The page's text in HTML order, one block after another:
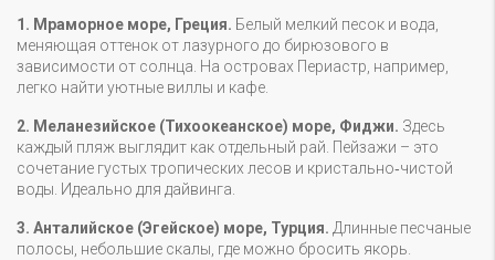
1. Мраморное море, Греция. Белый мелкий песок и вода,
меняющая оттенок от лазурного до бирюзового в
зависимости от солнца. На островах Периастр, например,
легко найти уютные виллы и кафе.
2. Меланезийское (Тихоокеанское) море, Фиджи. Здесь
каждый пляж выглядит как отдельный рай. Пейзажи – это
сочетание густых тропических лесов и кристально‑чистой
воды. Идеально для дайвинга.
3. Анталийское (Эгейское) море, Турция. Длинные песчаные
полосы, небольшие скалы, где можно бросить якорь.